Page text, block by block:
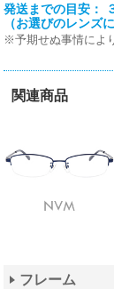
発送までの目安：
（お選びのレンズ
※予期せぬ事情によ
関連商品
フレーム